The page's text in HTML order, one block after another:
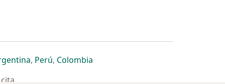
pestaña
una nueva pestaña
en una nueva pestaña
se abre en una nueva pestaña
, Perúse abre en una nueva pestaña
, Colombiase abre en una nueva pestaña